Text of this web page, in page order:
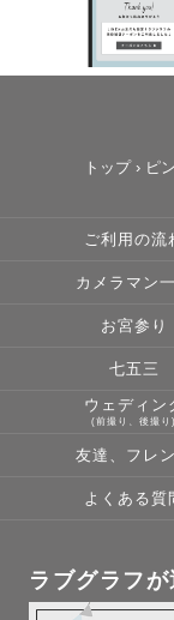
トップ› ピ
ご利用の流
カメラマン
お宮参り
七五三
ウェディン
(前撮り、後撮り)
友達、フレ
よくある質
ラブグラフ